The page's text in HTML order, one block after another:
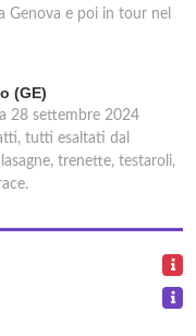
Genova e poi in tour nel
(GE)
28 settembre 2024
tutti esaltati dal
trenette, testaroli,